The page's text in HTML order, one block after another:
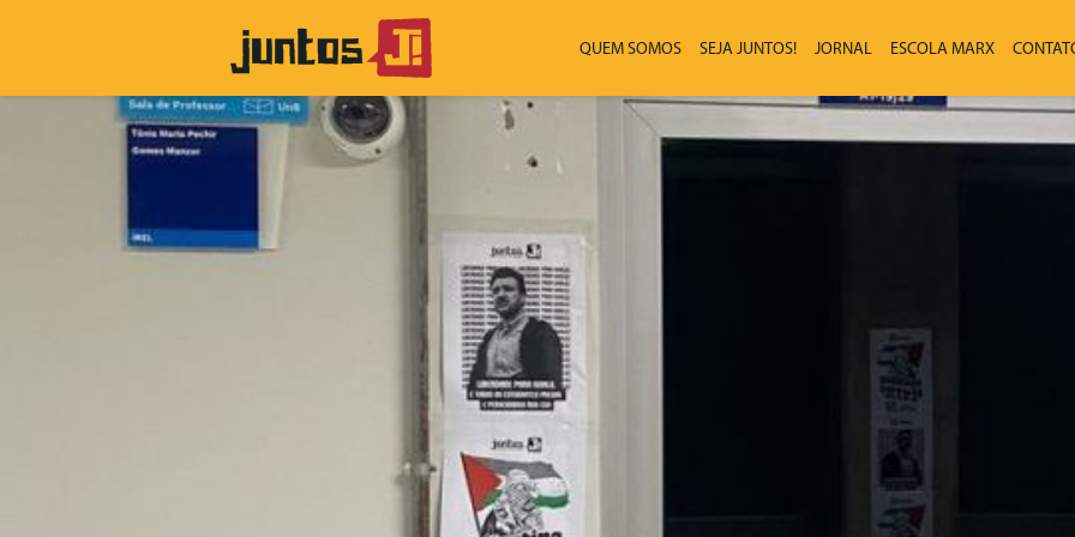
QUEM SOMOS SEJA JUNTOS! JORNAL ESCOLA MARX